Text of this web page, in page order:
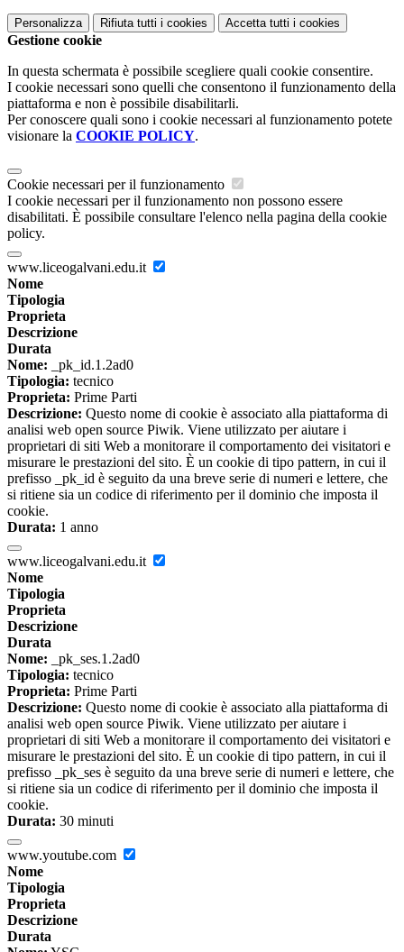
Personalizza Rifiuta tutti i cookies Accetta tutti i cookies
Gestione cookie
In questa schermata è possibile scegliere quali cookie consentire.
I cookie necessari sono quelli che consentono il funzionamento della
piattaforma e non è possibile disabilitarli.
Per conoscere quali sono i cookie necessari al funzionamento potete
visionare la COOKIE POLICY.
Cookie necessari per il funzionamento
I cookie necessari per il funzionamento non possono essere
disabilitati. È possibile consultare l'elenco nella pagina della cookie
policy.
www.liceogalvani.edu.it
Nome
Tipologia
Proprieta
Descrizione
Durata
Nome: _pk_id.1.2ad0
Tipologia: tecnico
Proprieta: Prime Parti
Descrizione: Questo nome di cookie è associato alla piattaforma di
analisi web open source Piwik. Viene utilizzato per aiutare i
proprietari di siti Web a monitorare il comportamento dei visitatori e
misurare le prestazioni del sito. È un cookie di tipo pattern, in cui il
prefisso _pk_id è seguito da una breve serie di numeri e lettere, che
si ritiene sia un codice di riferimento per il dominio che imposta il
cookie.
Durata: 1 anno
www.liceogalvani.edu.it
Nome
Tipologia
Proprieta
Descrizione
Durata
Nome: _pk_ses.1.2ad0
Tipologia: tecnico
Proprieta: Prime Parti
Descrizione: Questo nome di cookie è associato alla piattaforma di
analisi web open source Piwik. Viene utilizzato per aiutare i
proprietari di siti Web a monitorare il comportamento dei visitatori e
misurare le prestazioni del sito. È un cookie di tipo pattern, in cui il
prefisso _pk_ses è seguito da una breve serie di numeri e lettere, che
si ritiene sia un codice di riferimento per il dominio che imposta il
cookie.
Durata: 30 minuti
www.youtube.com
Nome
Tipologia
Proprieta
Descrizione
Durata